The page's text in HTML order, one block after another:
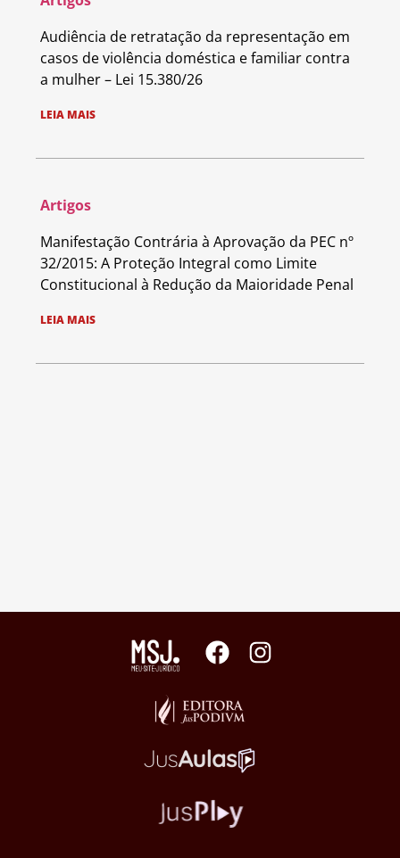
Audiência de retratação da representação em
casos de violência doméstica e familiar contra
a mulher – Lei 15.380/26
LEIA MAIS
Artigos
Manifestação Contrária à Aprovação da PEC nº
32/2015: A Proteção Integral como Limite
Constitucional à Redução da Maioridade Penal
LEIA MAIS